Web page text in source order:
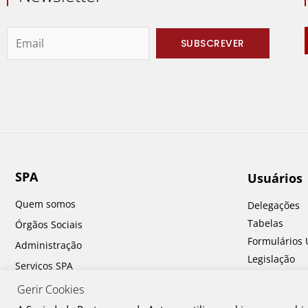
SPA
Quem somos
Órgãos Sociais
Administração
Serviços SPA
Prémios SPA
Usuários
Delegações
Tabelas
Formulários
Legislação
Gerir Cookies